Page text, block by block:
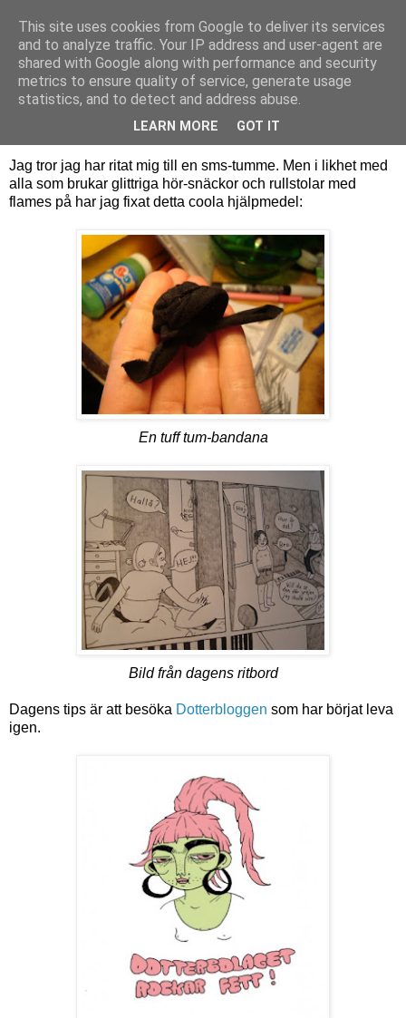
Sara Hansson
onsdag 9 februari 2011
Jag tror jag har ritat mig till en sms-tumme. Men i likhet med
alla som brukar glittriga hör-snäckor och rullstolar med
flames på har jag fixat detta coola hjälpmedel:
En tuff tum-bandana
Bild från dagens ritbord
Dagens tips är att besöka Dotterbloggen som har börjat leva
igen.
This site uses cookies from Google to deliver its services
and to analyze traffic. Your IP address and user-agent are
shared with Google along with performance and security
metrics to ensure quality of service, generate usage
statistics, and to detect and address abuse.
LEARN MORE GOT IT